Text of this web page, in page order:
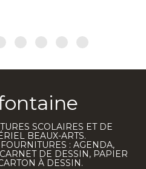
SCOLAIRES ET DE
BEAUX-ARTS.
: AGENDA,
DE DESSIN, PAPIER
À DESSIN.